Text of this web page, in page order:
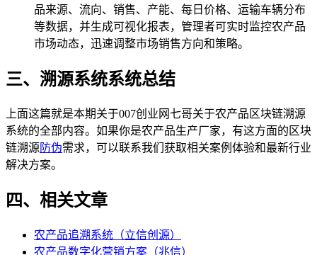
品来源、流向、销售、产能、每日价格、运输车辆分布
等数据，并生成可视化报表，管理者可实时监控农产品
市场动态，迅速调整市场销售方向和策略。
三、溯源系统系统总结
上面这篇就是本期关于007创业网七哥关于农产品区块链溯源
系统的全部内容。如果你是农产品生产厂家，有这方面的区块
链溯源 防伪需求，可以联系我们获取相关案例体验和最新行业
解决方案。
四、相关文章
农产品追溯系统（立信创源）
农产品数字化营销方案（兆信）